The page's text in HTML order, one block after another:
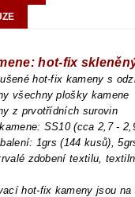
hot-fix
hot-fix kameny s
všechny plošky kamene
z prvotřídních surovin
SS10 (cca 2,7 -
1grs (144 kusů),
zdobení textilu,
hot-fix kameny jsou